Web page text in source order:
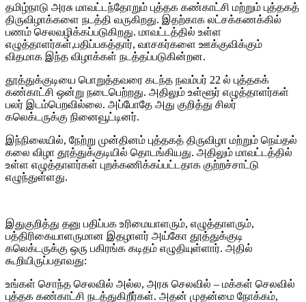
தமிழ்நாடு அரசு மாவட்டந்தோறும் புத்தக கண்காட்சி மற்றும் புத்தகத்
திருவிழாக்களை நடத்தி வருகிறது. இதற்காக லட்சக்கணக்கில்
பணம் செலவழிக்கப்படுகிறது. மாவட்டத்தில் உள்ள
எழுத்தாளர்கள்,பதிப்பகத்தார், வாசகர்களை ஊக்குவிக்கும்
விதமாக இந்த விழாக்கள் நடத்தப்படுகின்றன.
தூத்துக்குடியை பொறுத்தவரை கடந்த நவம்பர் 22 ல் புத்தகக்
கண்காட்சி ஒன்று நடைபெற்றது. அதிலும் உள்ளூர் எழுத்தாளர்கள்
பலர் இடம்பெறவில்லை. அப்போதே அது குறித்து சிலர்
கலெக்டருக்கு நினைவூட்டினர்.
இந்நிலையில், நேற்று முன்தினம் புத்தகத் திருவிழா மற்றும் நெய்தல்
கலை விழா தூத்துக்குடியில் தொடங்கியது. அதிலும் மாவட்டத்தில்
உள்ள எழுத்தாளர்கள் புறக்கணிக்கப்பட்டதாக குற்றச்சாட்டு
எழுந்துள்ளது.
இதுகுறித்து தனு பதிப்பக உரிமையாளரும், எழுத்தாளரும்,
பத்திரிகையாளருமான இதழாளர் அய்கோ தூத்துக்குடி
கலெக்டருக்கு ஒரு பகிரங்க கடிதம் எழுதியுள்ளார். அதில்
கூறியிருப்பதாவது:
உங்கள் சொந்த செலவில் அல்ல, அரசு செலவில் – மக்கள் செலவில்
புத்தக கண்காட்சி நடத்துகிறீர்கள். அதன் முதன்மை நோக்கம்,